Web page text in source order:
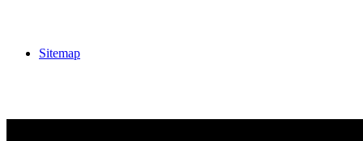
Sitemap